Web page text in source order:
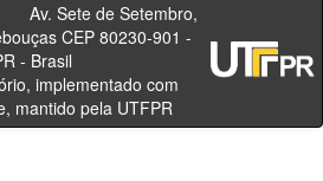
de Setembro,
CEP 80230-901 -
- PR - Brasil
implementado com
mantido pela UTFPR